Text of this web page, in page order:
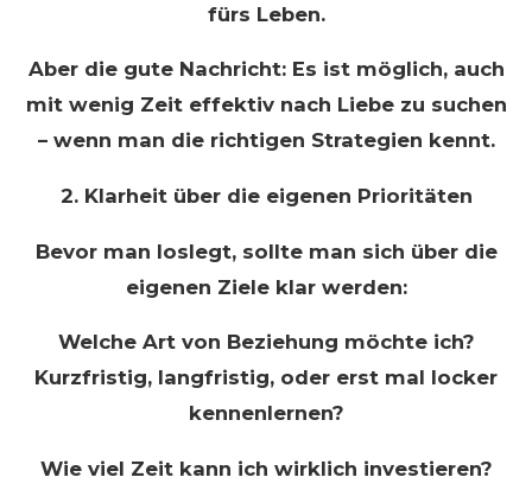
fürs Leben.
Aber die gute Nachricht: Es ist möglich, auch
mit wenig Zeit effektiv nach Liebe zu suchen
– wenn man die richtigen Strategien kennt.
2. Klarheit über die eigenen Prioritäten
Bevor man loslegt, sollte man sich über die
eigenen Ziele klar werden:
Welche Art von Beziehung möchte ich?
Kurzfristig, langfristig, oder erst mal locker
kennenlernen?
Wie viel Zeit kann ich wirklich investieren?